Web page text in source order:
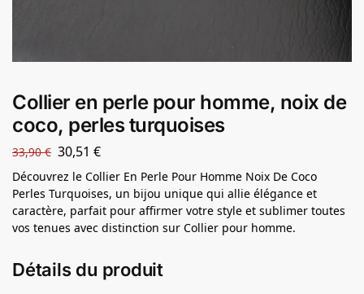
Collier en perle pour homme, noix de
coco, perles turquoises
33,90€ 30,51 €
Découvrez le Collier En Perle Pour Homme Noix De Coco
Perles Turquoises, un bijou unique qui allie élégance et
caractère, parfait pour affirmer votre style et sublimer toutes
vos tenues avec distinction sur Collier pour homme.
Détails du produit